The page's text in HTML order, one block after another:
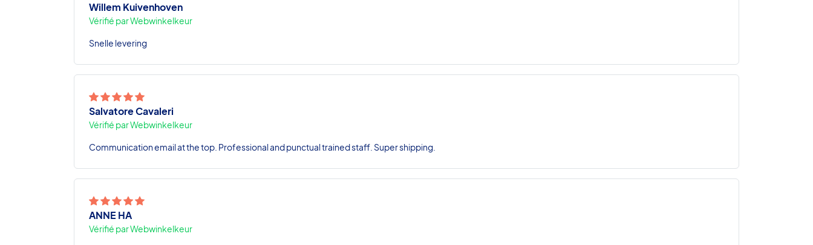
Willem Kuivenhoven
Vérifié par Webwinkelkeur
Snelle levering
Salvatore Cavaleri
Vérifié par Webwinkelkeur
Communication email at the top. Professional and punctual trained staff. Super shipping.
ANNE HA
Vérifié par Webwinkelkeur